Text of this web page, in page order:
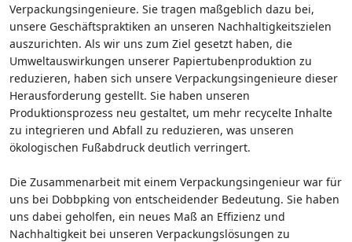
Verpackungsingenieure. Sie tragen maßgeblich dazu bei,
unsere Geschäftspraktiken an unseren Nachhaltigkeitszielen
auszurichten. Als wir uns zum Ziel gesetzt haben, die
Umweltauswirkungen unserer Papiertubenproduktion zu
reduzieren, haben sich unsere Verpackungsingenieure dieser
Herausforderung gestellt. Sie haben unseren
Produktionsprozess neu gestaltet, um mehr recycelte Inhalte
zu integrieren und Abfall zu reduzieren, was unseren
ökologischen Fußabdruck deutlich verringert.
Die Zusammenarbeit mit einem Verpackungsingenieur war für
uns bei Dobbpking von entscheidender Bedeutung. Sie haben
uns dabei geholfen, ein neues Maß an Effizienz und
Nachhaltigkeit bei unseren Verpackungslösungen zu